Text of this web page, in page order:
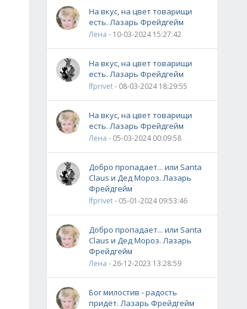
На вкус, на цвет товарищи
есть. Лазарь Фрейдгейм
Лена - 10-03-2024 15:27:42
На вкус, на цвет товарищи
есть. Лазарь Фрейдгейм
lfprivet- 08-03-2024 18:29:55
На вкус, на цвет товарищи
есть. Лазарь Фрейдгейм
Лена - 05-03-2024 00:09:58
Добро пропадает... или Santa
Claus и Дед Мороз. Лазарь
Фрейдгейм
lfprivet- 05-01-2024 09:53:46
Добро пропадает... или Santa
Claus и Дед Мороз. Лазарь
Фрейдгейм
Лена - 26-12-2023 13:28:59
Бог милостив - радость
придёт. Лазарь Фрейдгейм